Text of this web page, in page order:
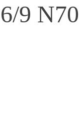
9 N70